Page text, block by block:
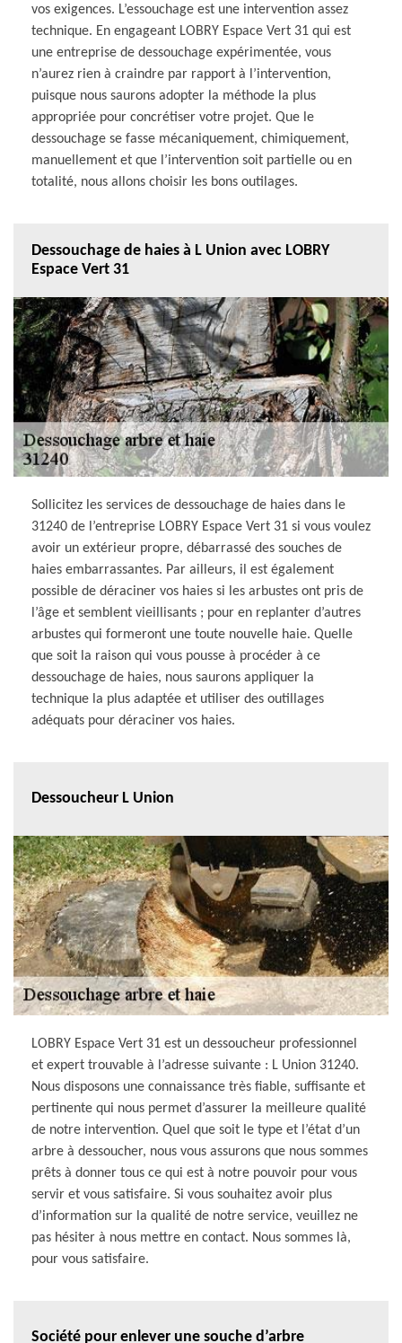
vos exigences. L’essouchage est une intervention assez
technique. En engageant LOBRY Espace Vert 31 qui est
une entreprise de dessouchage expérimentée, vous
n’aurez rien à craindre par rapport à l’intervention,
puisque nous saurons adopter la méthode la plus
appropriée pour concrétiser votre projet. Que le
dessouchage se fasse mécaniquement, chimiquement,
manuellement et que l’intervention soit partielle ou en
totalité, nous allons choisir les bons outilages.
Dessouchage de haies à L Union avec LOBRY
Espace Vert 31
Sollicitez les services de dessouchage de haies dans le
31240 de l’entreprise LOBRY Espace Vert 31 si vous voulez
avoir un extérieur propre, débarrassé des souches de
haies embarrassantes. Par ailleurs, il est également
possible de déraciner vos haies si les arbustes ont pris de
l’âge et semblent vieillisants ; pour en replanter d’autres
arbustes qui formeront une toute nouvelle haie. Quelle
que soit la raison qui vous pousse à procéder à ce
dessouchage de haies, nous saurons appliquer la
technique la plus adaptée et utiliser des outillages
adéquats pour déraciner vos haies.
Dessoucheur L Union
LOBRY Espace Vert 31 est un dessoucheur professionnel
et expert trouvable à l’adresse suivante : L Union 31240.
Nous disposons une connaissance très fiable, suffisante et
pertinente qui nous permet d’assurer la meilleure qualité
de notre intervention. Quel que soit le type et l’état d’un
arbre à dessoucher, nous vous assurons que nous sommes
prêts à donner tous ce qui est à notre pouvoir pour vous
servir et vous satisfaire. Si vous souhaitez avoir plus
d’information sur la qualité de notre service, veuillez ne
pas hésiter à nous mettre en contact. Nous sommes là,
pour vous satisfaire.
Société pour enlever une souche d’arbre